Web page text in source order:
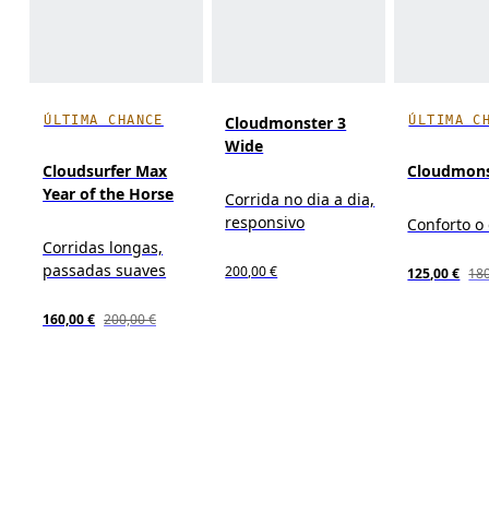
ÚLTIMA CHANCE
Cloudsurfer Max
Year of the Horse
Corridas longas,
passadas suaves
160,00 € 200,00 €
Cloudmonster 3
Wide
Corrida no dia a dia,
responsivo
200,00 €
ÚLTIMA
Conforto
125,00 €